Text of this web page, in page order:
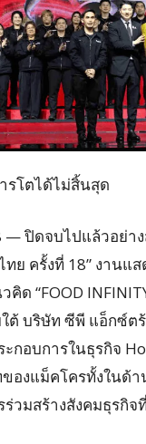
รโตได้ไม่สิ้นสุด
ปิดจบไปแล้วอย่า
ย ครั้งที่ 18” งาน
ด “FOOD
ต้ บริษัท ซีพี แอ็กซ์
กอบการในธุรกิจ
งแม็คโครทั้งในด้า
วมสร้างสังคมธุรกิจ